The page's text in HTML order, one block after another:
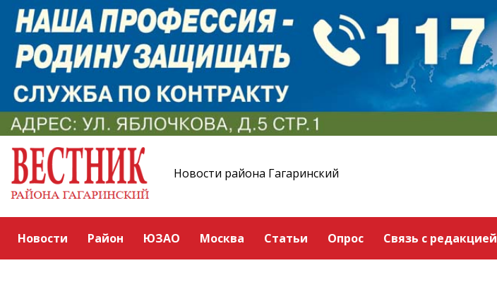
Новости района Гагаринский
Новости Район ЮЗАО Москва Статьи Опрос Связь с редакцией